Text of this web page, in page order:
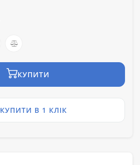
КУПИТИ
КУПИТИ В 1 КЛІК